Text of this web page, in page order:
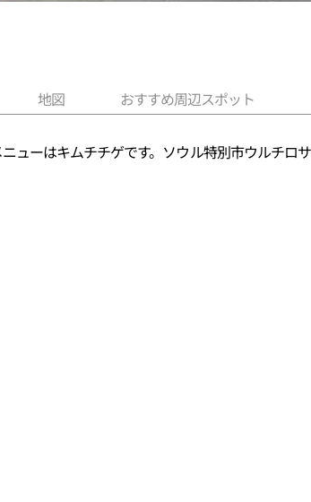
地図 おすすめ周辺スポット
ューはキムチチゲです。ソウル特別市ウルチロ